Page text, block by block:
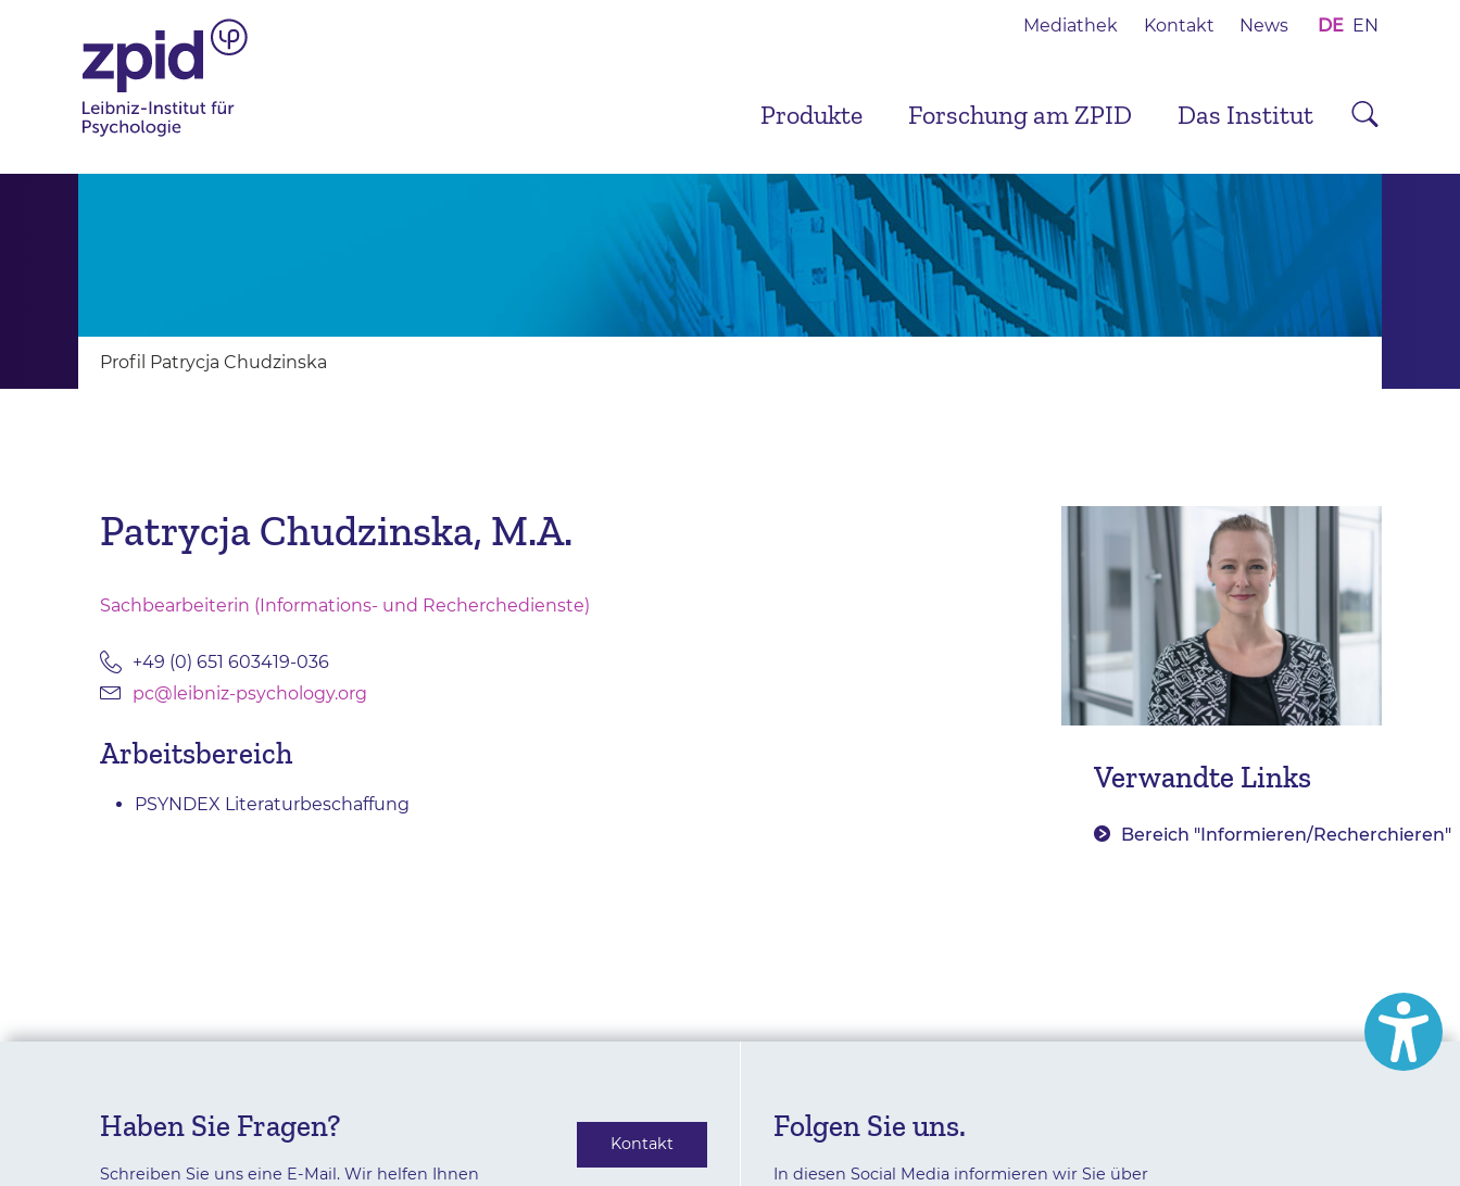
Mediathek Kontakt News DE EN
Produkte Forschung am ZPID Das Institut
Profil Patrycja Chudzinska
Patrycja Chudzinska, M.A.
Sachbearbeiterin (Informations- und Recherchedienste)
+49 (0) 651 603419-036
pc@leibniz-psychology.org
Arbeitsbereich
PSYNDEX Literaturbeschaffung
Verwandte Links
Bereich "Informieren/Recherchieren"
Haben Sie Fragen?
Schreiben Sie uns eine E-Mail. Wir helfen Ihnen
Kontakt
Folgen Sie uns.
In diesen Social Media informieren wir Sie über